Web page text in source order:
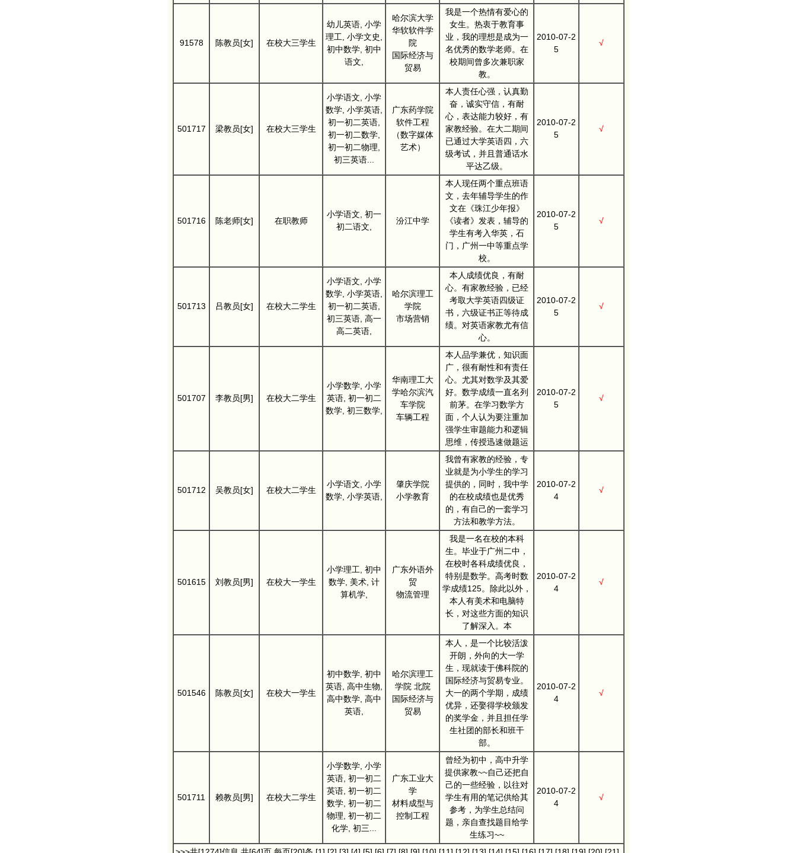
91578 陈教员[女] 在校大三学生
幼儿英语, 小学
理工, 小学文史,
初中数学, 初中
语文,
哈尔滨大学
华软软件学
院
国际经济与
贸易
我是一个热情有爱心的
女生。热衷于教育事
业，我的理想是成为一
名优秀的数学老师。在
校期间曾多次兼职家
教。
2010-07-2
5
√
501717 梁教员[女] 在校大三学生
小学语文, 小学
数学, 小学英语,
初一初二英语,
初一初二数学,
初一初二物理,
初三英语...
广东药学院
软件工程
（数字媒体
艺术）
本人责任心强，认真勤
奋，诚实守信，有耐
心，表达能力较好，有
家教经验。在大二期间
已通过大学英语四，六
级考试，并且普通话水
平达乙级。
2010-07-2
5
√
501716 陈老师[女] 在职教师
小学语文, 初一
初二语文,
汾江中学
本人现任两个重点班语
文，去年辅导学生的作
文在《珠江少年报》
《读者》发表，辅导的
学生有考入华英，石
门，广州一中等重点学
校。
2010-07-2
5
√
501713 吕教员[女] 在校大二学生
小学语文, 小学
数学, 小学英语,
初一初二英语,
初三英语, 高一
高二英语,
哈尔滨理工
学院
市场营销
本人成绩优良，有耐
心。有家教经验，已经
考取大学英语四级证
书，六级证书正等待成
绩。对英语家教尤有信
心。
2010-07-2
5
√
501707 李教员[男] 在校大二学生
小学数学, 小学
英语, 初一初二
数学, 初三数学,
华南理工大
学哈尔滨汽
车学院
车辆工程
本人品学兼优，知识面
广，很有耐性和有责任
心。尤其对数学及其爱
好。数学成绩一直名列
前茅。在学习数学方
面，个人认为要注重加
强学生审题能力和逻辑
思维，传授迅速做题运
2010-07-2
5
√
501712 吴教员[女] 在校大二学生
小学语文, 小学
数学, 小学英语,
肇庆学院
小学教育
我曾有家教的经验，专
业就是为小学生的学习
提供的，同时，我中学
的在校成绩也是优秀
的，有自己的一套学习
方法和教学方法。
2010-07-2
4
√
501615 刘教员[男] 在校大一学生
小学理工, 初中
数学, 美术, 计
算机学,
广东外语外
贸
物流管理
我是一名在校的本科
生。毕业于广州二中，
在校时各科成绩优良，
特别是数学。高考时数
学成绩125。除此以外，
本人有美术和电脑特
长，对这些方面的知识
了解深入。本
2010-07-2
4
√
501546 陈教员[女] 在校大一学生
初中数学, 初中
英语, 高中生物,
高中数学, 高中
英语,
哈尔滨理工
学院 北院
国际经济与
贸易
本人，是一个比较活泼
开朗，外向的大一学
生，现就读于佛科院的
国际经济与贸易专业。
大一的两个学期，成绩
优异，还娶得学校颁发
的奖学金，并且担任学
生社团的部长和班干
部。
2010-07-2
4
√
501711 赖教员[男] 在校大二学生
小学数学, 小学
英语, 初一初二
英语, 初一初二
数学, 初一初二
物理, 初一初二
化学, 初三...
广东工业大
学
材料成型与
控制工程
曾经为初中，高中升学
提供家教~~自己还把自
己的一些经验，以往对
学生有用的笔记供给其
参考，为学生总结问
题，亲自查找题目给学
生练习~~
2010-07-2
4
√